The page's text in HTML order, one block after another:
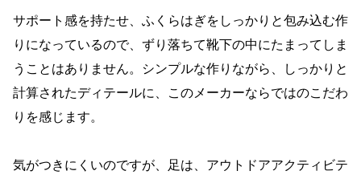
サポート感を持たせ、ふくらはぎをしっかりと包み込む作
りになっているので、ずり落ちて靴下の中にたまってしま
うことはありません。シンプルな作りながら、しっかりと
計算されたディテールに、このメーカーならではのこだわ
りを感じます。
気がつきにくいのですが、足は、アウトドアアクティビテ